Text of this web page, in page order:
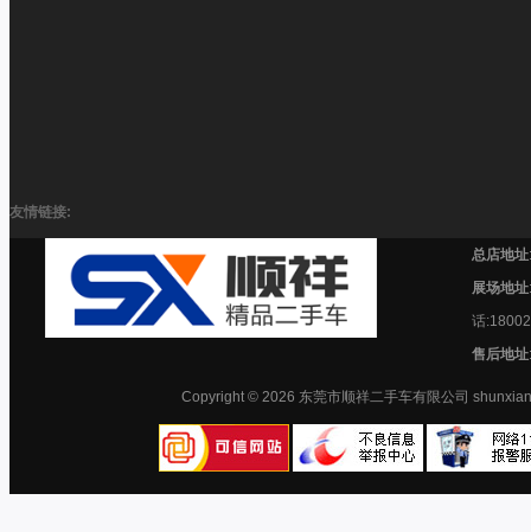
友情链接:
总店地址
展场地址
话
售后地址
Copyright © 2026 东莞市顺祥二手车有限公司